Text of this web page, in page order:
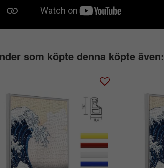
som köpte denna köpte även: